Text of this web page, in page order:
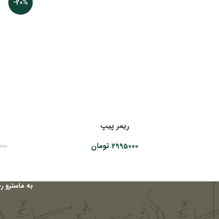
ریمر پیپ
2995000 تومان
-20%
به